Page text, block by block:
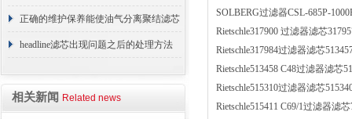
术原理与应用解析
正确的维护保养能使油气分离聚结滤芯
长期稳定运行
headline滤芯出现问题之后的处理方法
相关新闻 Related news
SOLBERG过滤器CSL-685P-
Rietschle317900 过滤器滤芯
Rietschle317984过滤器滤芯
Rietschle513458 C48过滤器滤芯
Rietschle515310过滤器滤芯
Rietschle515411 C69/1过滤器滤